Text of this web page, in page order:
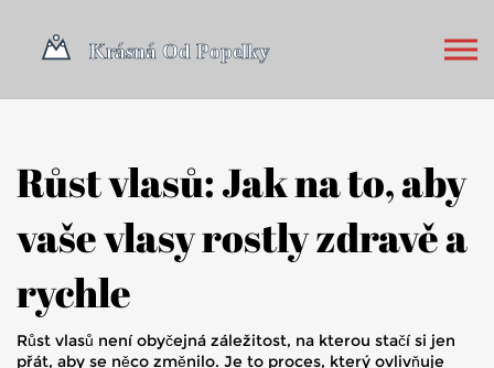
Růst vlasů: Jak na to, aby
vaše vlasy rostly zdravě a
rychle
Růst vlasů není obyčejná záležitost, na kterou stačí si jen
přát, aby se něco změnilo. Je to proces, který ovlivňuje